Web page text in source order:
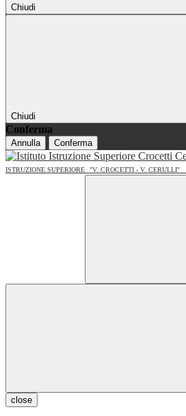
Chiudi
Chiudi
Conferma
Annulla Conferma
ISTRUZIONE SUPERIORE
"V. CROCETTI - V. CERULLI"
close